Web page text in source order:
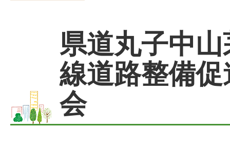
県道丸子中
線道路整備
会